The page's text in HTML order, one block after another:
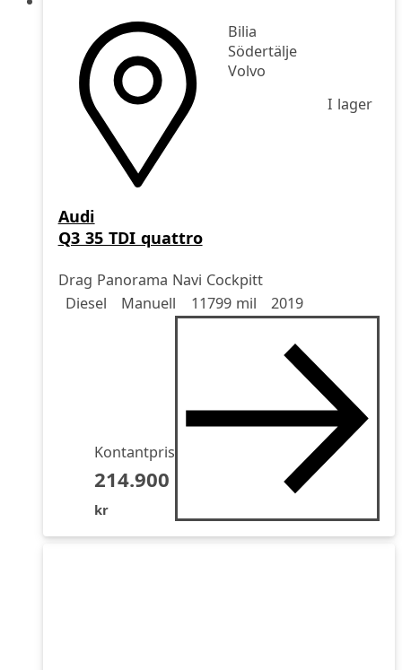
Bilia
Södertälje
Volvo
I lager
Audi
Q3 35 TDI quattro
Drag Panorama Navi Cockpitt
Drivmedel
Diesel
DrivmedelManuell
Miltal 11799 mil
årsmodell 2019
Kontantpris
214.900
kr